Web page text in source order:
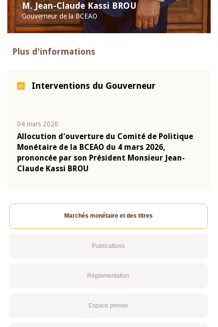
M. Jean-Claude Kassi BROU
Gouverneur de la BCEAO
Plus d'informations
Interventions du Gouverneur
04 mars 2026
Allocution d'ouverture du Comité de Politique
Monétaire de la BCEAO du 4 mars 2026,
prononcée par son Président Monsieur Jean-
Claude Kassi BROU
Marchés monétaire et des titres
Publications
Réglementation
Espace presse